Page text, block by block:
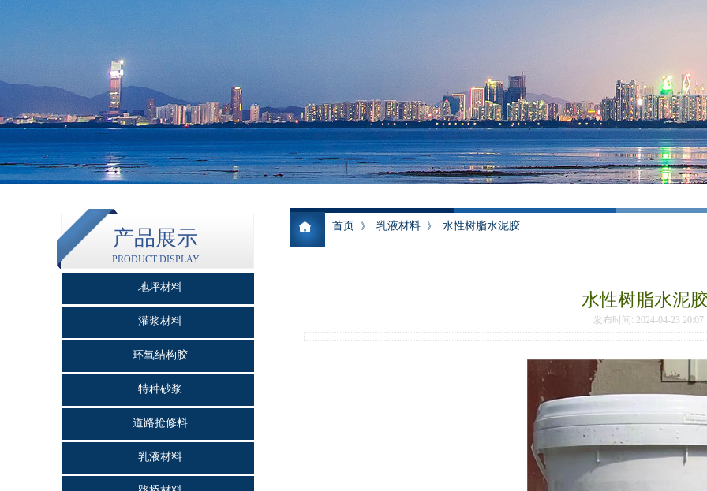
产品展示
PRODUCT DISPLAY
首页 》 乳液材料 》 水性树脂水泥胶
水性树脂水泥
发布时间: 2024-04-23
地坪材料
灌浆材料
环氧结构胶
特种砂浆
道路抢修料
乳液材料